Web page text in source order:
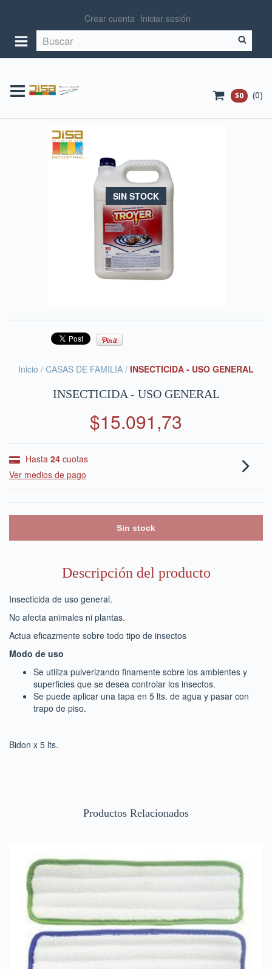
Crear cuenta Iniciar sesión
(0)
$0
SIN STOCK
Inicio / CASAS DE FAMILIA / INSECTICIDA - USO GENERAL
INSECTICIDA - USO GENERAL
$15.091,73
Hasta 24 cuotas
Ver medios de pago
Descripción del producto
Insecticida de uso general.
No afecta animales ni plantas.
Actua eficazmente sobre todo tipo de insectos
Modo de uso
Se utiliza pulverizando finamente sobre los ambientes y
superficies que se desea controlar los insectos.
Se puede aplicar una tapa en 5 lts. de agua y pasar con
trapo de piso.
Bidon x 5 lts.
Productos Relacionados